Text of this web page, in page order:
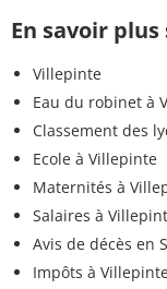
En savoir
Villepinte
Eau du robinet à
Classement des
Ecole à Villepinte
Maternités à
Salaires à
Avis de décès en
Impôts à